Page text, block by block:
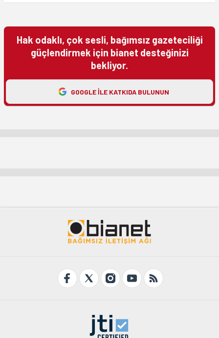
Hak odaklı, çok sesli, bağımsız gazeteciliği
güçlendirmek için bianet desteğinizi
bekliyor.
GOOGLE ILE KATKIDA BULUNUN